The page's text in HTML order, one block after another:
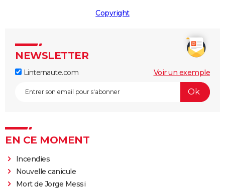
Copyright
NEWSLETTER
Linternaute.com Voir un exemple
EN CE MOMENT
Incendies
Nouvelle canicule
Mort de Jorge Messi